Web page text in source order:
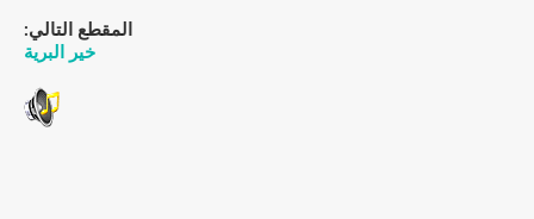
المقطع التالي:
خير البرية